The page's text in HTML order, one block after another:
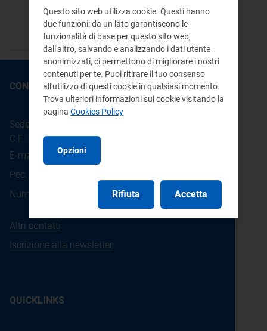
CONTATTI
Sede legale: Piazza Cavour 5 - 20121 - Milano
C.F.: 97190020152
E-mail:
info@arera.it
Pec:
Numero verde consumatori:800.166.654
Altri contatti
Iscrizione alla newsletter
QUICKLINKS
Questo sito web utilizza cookie. Questi hanno
due funzioni: da un lato garantiscono le
funzionalità di base per questo sito web,
dall'altro, salvando e analizzando i dati utente
anonimizzati, ci permettono di migliorare i nostri
contenuti per te. Puoi ritirare il tuo consenso
all'utilizzo di questi cookie in qualsiasi momento.
Trova ulteriori informazioni sui cookie visitando la
pagina Cookies Policy
Opzioni
Rifiuta Accetta